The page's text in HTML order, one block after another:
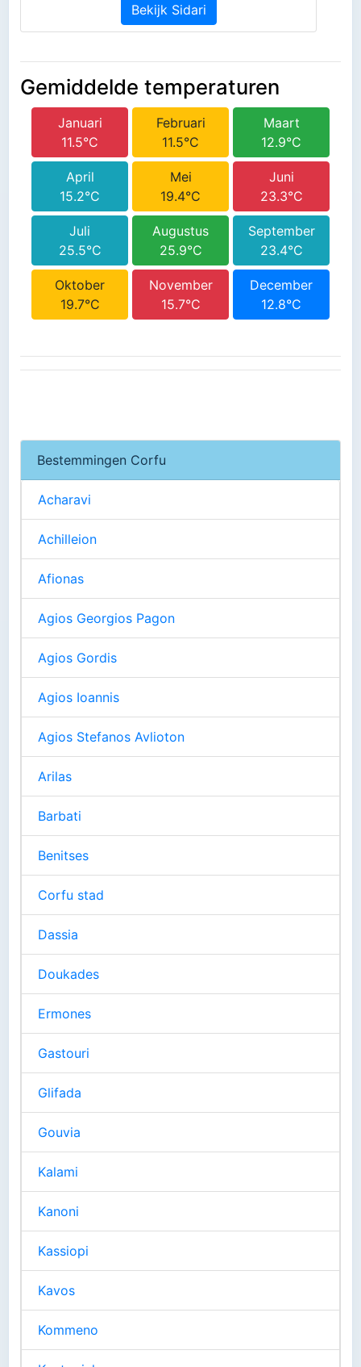
Bekijk Sidari
Gemiddelde temperaturen
Januari
11.5°C
Februari
11.5°C
Maart
12.9°C
April
15.2°C
Mei
19.4°C
Juni
23.3°C
Juli
25.5°C
Augustus
25.9°C
September
23.4°C
Oktober
19.7°C
November
15.7°C
December
12.8°C
Bestemmingen Corfu
Acharavi
Achilleion
Afionas
Agios Georgios Pagon
Agios Gordis
Agios Ioannis
Agios Stefanos Avlioton
Arilas
Barbati
Benitses
Corfu stad
Dassia
Doukades
Ermones
Gastouri
Glifada
Gouvia
Kalami
Kanoni
Kassiopi
Kavos
Kommeno